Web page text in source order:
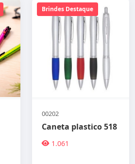
Brindes Destaque
00202
Caneta plastico 518
1.061